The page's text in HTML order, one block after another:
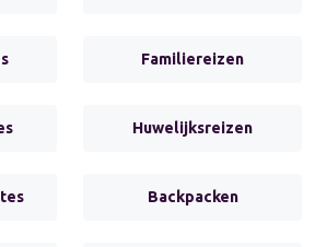
Familiereizen
Huwelijksreizen
Backpacken